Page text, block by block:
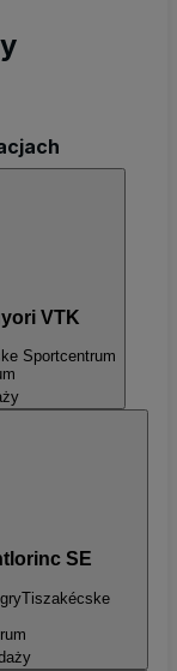
VTK
Sportcentrum
SE
Tiszakécske